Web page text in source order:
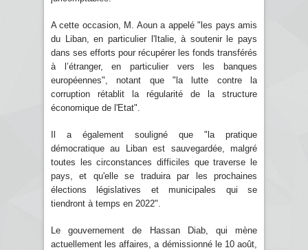
A cette occasion, M. Aoun a appelé "les pays amis
du Liban, en particulier l'Italie, à soutenir le pays
dans ses efforts pour récupérer les fonds transférés
à l’étranger, en particulier vers les banques
européennes", notant que "la lutte contre la
corruption rétablit la régularité de la structure
économique de l'Etat".
Il a également souligné que "la pratique
démocratique au Liban est sauvegardée, malgré
toutes les circonstances difficiles que traverse le
pays, et qu'elle se traduira par les prochaines
élections législatives et municipales qui se
tiendront à temps en 2022".
Le gouvernement de Hassan Diab, qui mène
actuellement les affaires, a démissionné le 10 août,